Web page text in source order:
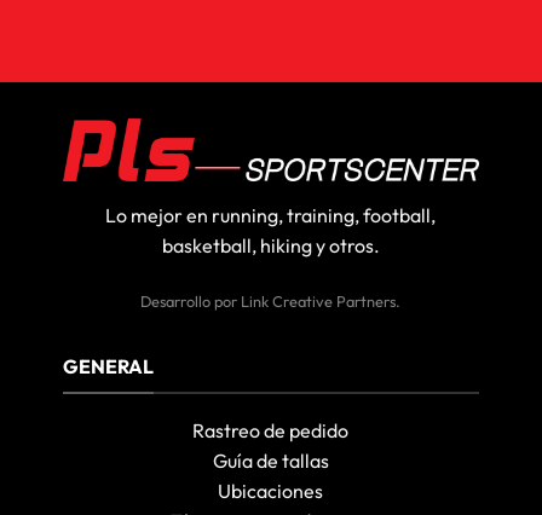
Lo mejor en running, training, football,
basketball, hiking y otros.
Desarrollo por Link Creative Partners.
GENERAL
Rastreo de pedido
Guía de tallas
Ubicaciones